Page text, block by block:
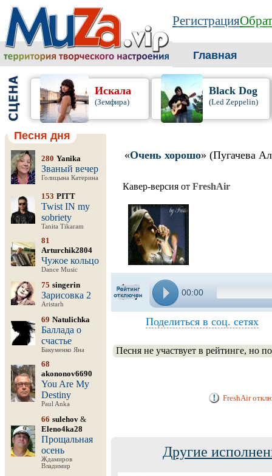
Регистрация
Главная
Искала
(Земфира)
Black Dog
(Led Zeppelin)
Песня дня
280 Yanika
Званый вечер
Голицына Катерина
153 PITT
Twist IN my
sobriety
Tanita Tikaram
81
Arturchik2804
Чужое кольцо
Dance Music
75 singerin
Зарисовка 2
Aristarh
69 Natulichka
Баллада о
счастье
Бакуменко Яна
68
akononov6690
You Are My
Destiny
Paul Anka
66 sulehov &
Eleno4ka28
Прощальная
осень
Ждамиров
Владимир
«Очень хорошо» (Пугачева
Кавер-версия от FreshAir
00:00
Поделиться в соц. сетях
Песня не участвует в рейтинге, но
FreshAir
Другие